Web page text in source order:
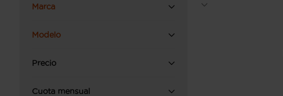
Marca
Modelo
Precio
Cuota mensual